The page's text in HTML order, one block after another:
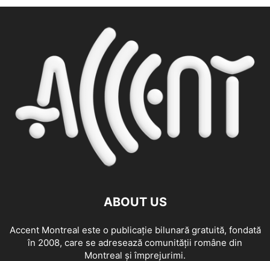
ABOUT US
Accent Montreal este o publicație bilunară gratuită, fondată
în 2008, care se adresează comunităţii române din
Montreal şi împrejurimi.